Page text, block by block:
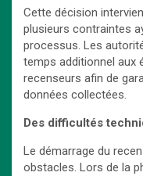
Cette décision
plusieurs contraintes
processus. Les
temps additionnel aux
recenseurs afin de
données collectées.
Des difficultés
Le démarrage du
obstacles. Lors de la